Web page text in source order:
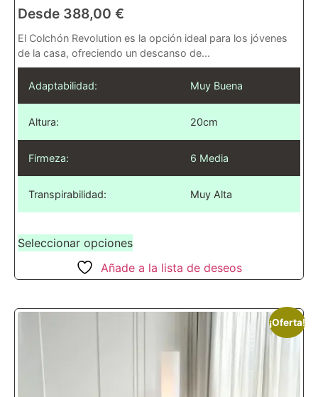
Desde 388,00 €
El Colchón Revolution es la opción ideal para los jóvenes
de la casa, ofreciendo un descanso de...
Adaptabilidad: Muy Buena
Altura: 20cm
Firmeza: 6 Media
Transpirabilidad: Muy Alta
Seleccionar opciones
Añade a la lista de deseos
¡Oferta!